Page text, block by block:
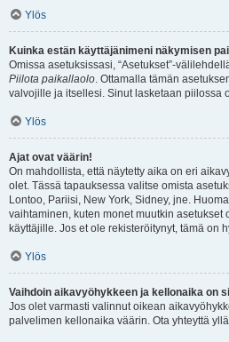
Ylös
Kuinka estän käyttäjänimeni näkymisen
Omissa asetuksissasi, “Asetukset”-
Piilota paikallaolo. Ottamalla tämän
valvojille ja itsellesi. Sinut lasketaan piilossa
Ylös
Ajat ovat väärin!
On mahdollista, että näytetty aika on eri
olet. Tässä tapauksessa valitse omista
Lontoo, Pariisi, New York, Sidney, jne.
vaihtaminen, kuten monet muutkin asetukset
käyttäjille. Jos et ole rekisteröitynyt, tämä on
Ylös
Vaihdoin aikavyöhykkeen ja kellonaika on
Jos olet varmasti valinnut oikean
palvelimen kellonaika väärin. Ota yhteyttä